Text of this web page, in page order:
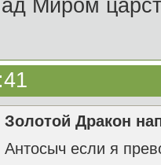
Миром
Золотой Дракон
Антосыч если я